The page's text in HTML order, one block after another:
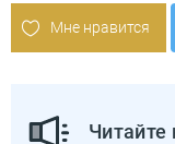
Мне нравится
Читайте